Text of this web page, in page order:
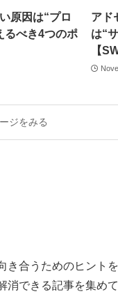
原因は“プロ
るべき4つのポ
アド
は“
【
ジをみる
合うためのヒントを
消できる記事を集めて